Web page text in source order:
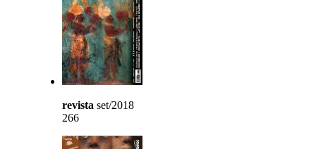
revista set/2018
266